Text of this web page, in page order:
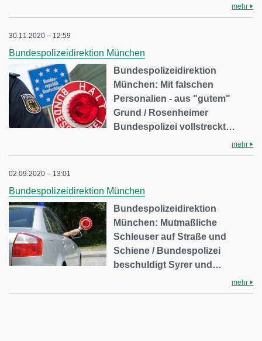
mehr
30.11.2020 – 12:59
Bundespolizeidirektion München
Bundespolizeidirektion
München: Mit falschen
Personalien - aus "gutem"
Grund / Rosenheimer
Bundespolizei vollstreckt…
mehr
02.09.2020 – 13:01
Bundespolizeidirektion München
Bundespolizeidirektion
München: Mutmaßliche
Schleuser auf Straße und
Schiene / Bundespolizei
beschuldigt Syrer und…
mehr